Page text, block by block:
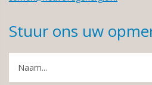
Stuur ons uw